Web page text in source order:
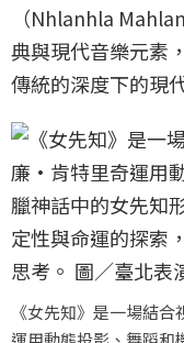
（Nhlanhla
典與現代音樂元素
傳統的深度下的現
《女先知》是一場結